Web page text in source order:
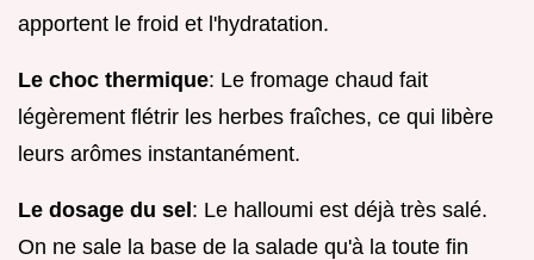
apportent le froid et l'hydratation.
Le choc thermique: Le fromage chaud fait
légèrement flétrir les herbes fraîches, ce qui libère
leurs arômes instantanément.
Le dosage du sel: Le halloumi est déjà très salé.
On ne sale la base de la salade qu'à la toute fin